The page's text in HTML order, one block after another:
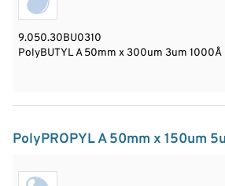
9.050.30BU0310
PolyBUTYL A 50mm x 300um 3um 1000Å
PolyPROPYL A 50mm x 150um